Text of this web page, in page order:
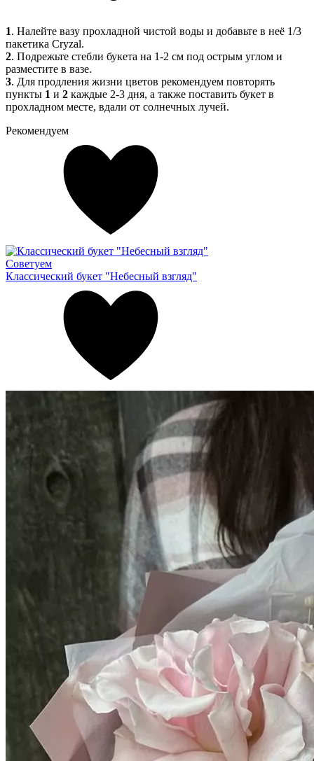
1. Налейте вазу прохладной чистой воды и добавьте в неё 1/3
пакетика Cryzal.
2. Подрежьте стебли букета на 1-2 см под острым углом и
разместите в вазе.
3. Для продления жизни цветов рекомендуем повторять
пункты 1 и 2 каждые 2-3 дня, а также поставить букет в
прохладном месте, вдали от солнечных лучей.
Рекомендуем
Советуем
Классический букет "Небесный взгляд"